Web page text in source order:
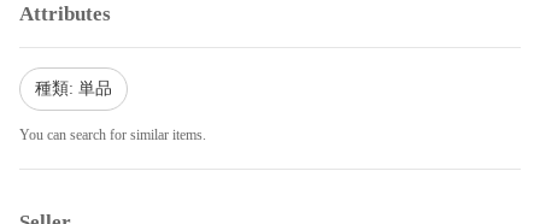
Attributes
種類: 単品
You can search for similar items.